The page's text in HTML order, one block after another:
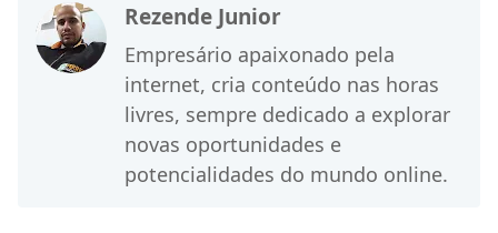
Rezende Junior
Empresário apaixonado pela
internet, cria conteúdo nas horas
livres, sempre dedicado a explorar
novas oportunidades e
potencialidades do mundo online.